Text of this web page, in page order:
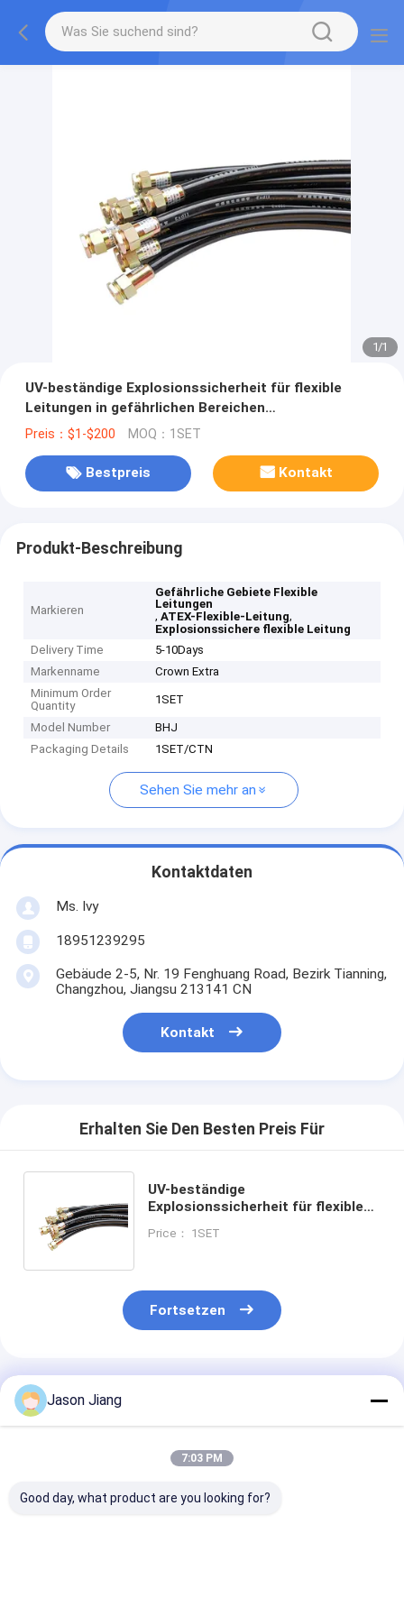
1/1
UV-beständige Explosionssicherheit für flexible
Leitungen in gefährlichen Bereichen
ATEX/IECEx/UL/CSA zertifiziert
Preis：$1-$200 MOQ：1SET
Bestpreis Kontakt
Produkt-Beschreibung
Markieren
Gefährliche Gebiete Flexible
Leitungen
,ATEX-Flexible-Leitung,
Explosionssichere flexible Leitung
Delivery Time
5-10Days
Markenname
Crown Extra
Minimum Order
Quantity
1SET
Model Number
BHJ
Packaging Details
1SET/CTN
Sehen Sie mehr an
Kontaktdaten
Ms. Ivy
18951239295
Gebäude 2-5, Nr. 19 Fenghuang Road, Bezirk Tianning,
Changzhou, Jiangsu 213141 CN
Kontakt
Erhalten Sie Den Besten Preis Für
UV-beständige
Explosionssicherheit für flexible
Bereichen ATEX/IECEx/UL/CSA
Price： 1SET
Fortsetzen
Empfohlene Produkte
Jason Jiang
7:03 PM
Good day, what product are you looking for?